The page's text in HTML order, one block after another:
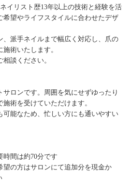
イリスト歴13年以上の技術と経験を活
希望やライフスタイルに合わせたデザ
、派手ネイルまで幅広く対応し、爪の
術いたします。
談ください。
サロンです。周囲を気にせずゆったり
術を受けていただけます。
可能なため、忙しい方にも通いやすい
間は約70分です
の方はサロンにて追加分を現金か